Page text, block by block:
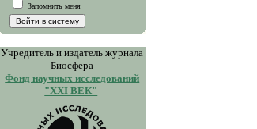
Запомнить меня
Учредитель и издатель журнала
Биосфера
Фонд научных исследований
"XXI ВЕК"